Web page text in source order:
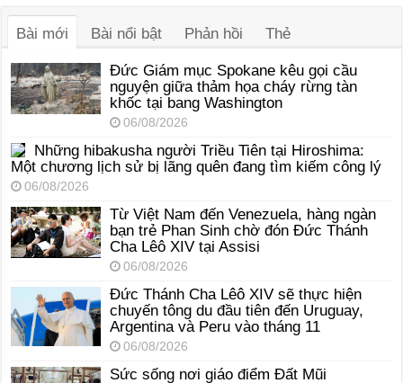
Bài mới Bài nổi bật Phản hồi Thẻ
Đức Giám mục Spokane kêu gọi cầu
nguyện giữa thảm họa cháy rừng tàn
khốc tại bang Washington
06/08/2026
Những hibakusha người Triều Tiên tại Hiroshima:
Một chương lịch sử bị lãng quên đang tìm kiếm công lý
06/08/2026
Từ Việt Nam đến Venezuela, hàng ngàn
bạn trẻ Phan Sinh chờ đón Đức Thánh
Cha Lêô XIV tại Assisi
06/08/2026
Đức Thánh Cha Lêô XIV sẽ thực hiện
chuyến tông du đầu tiên đến Uruguay,
Argentina và Peru vào tháng 11
06/08/2026
Sức sống nơi giáo điểm Đất Mũi